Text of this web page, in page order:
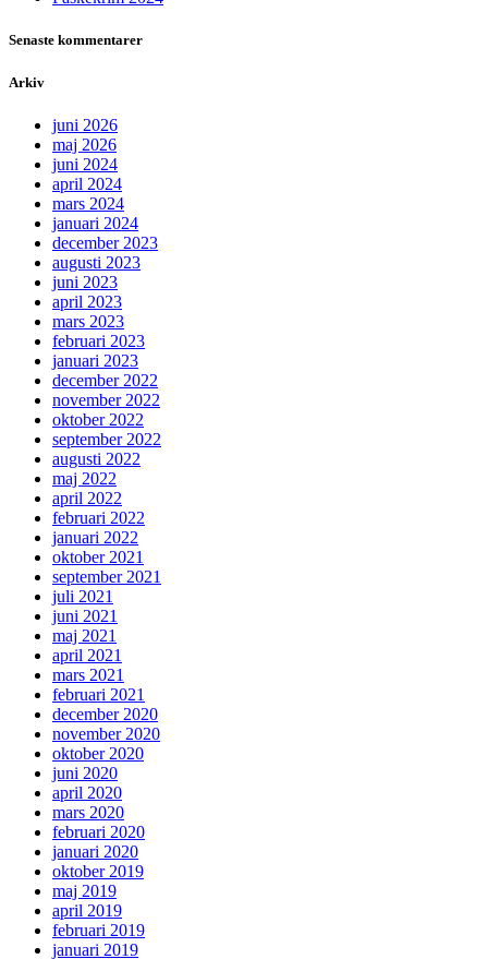
Senaste kommentarer
Arkiv
juni 2026
maj 2026
juni 2024
april 2024
mars 2024
januari 2024
december 2023
augusti 2023
juni 2023
april 2023
mars 2023
februari 2023
januari 2023
december 2022
november 2022
oktober 2022
september 2022
augusti 2022
maj 2022
april 2022
februari 2022
januari 2022
oktober 2021
september 2021
juli 2021
juni 2021
maj 2021
april 2021
mars 2021
februari 2021
december 2020
november 2020
oktober 2020
juni 2020
april 2020
mars 2020
februari 2020
januari 2020
oktober 2019
maj 2019
april 2019
februari 2019
januari 2019